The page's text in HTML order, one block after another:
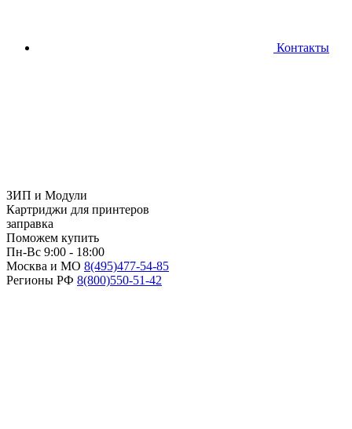
Контакты
ЗИП и Модули
Картриджи для принтеров
заправка
Поможем купить
Пн-Вс 9:00 - 18:00
Москва и МО 8(495)477-54-85
Регионы РФ 8(800)550-51-42